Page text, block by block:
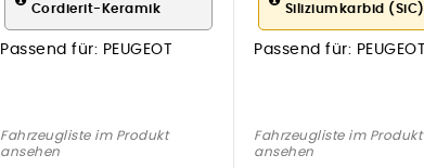
Cordierit-Keramik
Passend für: PEUGEOT
Fahrzeugliste im Produkt
ansehen
Siliziumkarbid (SiC)
Passend für: PEUGEOT
Fahrzeugliste im Produkt
ansehen